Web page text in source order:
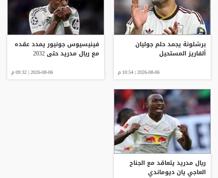
برشلونة يجمد حلم جوليان
ألفاريز المستحيل
2026-08-06 | 10:54 م
فينيسيوس جونيور يمدد عقده
مع ريال مدريد حتى 2032
2026-08-06 | 09:32 م
ريال مدريد يتعاقد مع الجناح
العاجي يان ديوماندي